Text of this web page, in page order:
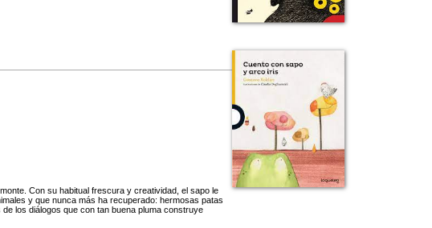
Con su habitual frescura y creatividad, el sapo le
y que nunca más ha recuperado: hermosas patas
los diálogos que con tan buena pluma construye